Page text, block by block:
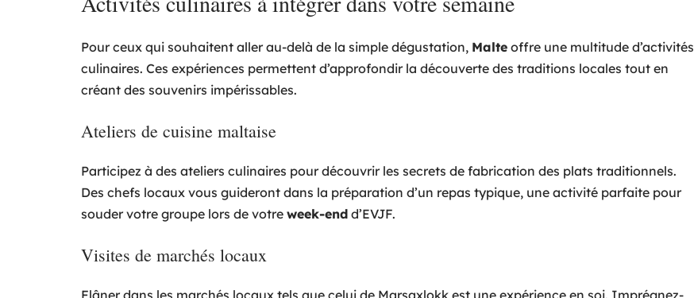
Pour ceux qui souhaitent aller au-delà de la simple dégustation, Malte offre une multitude d’activités
culinaires. Ces expériences permettent d’approfondir la découverte des traditions locales tout en
créant des souvenirs impérissables.
Ateliers de cuisine maltaise
Participez à des ateliers culinaires pour découvrir les secrets de fabrication des plats traditionnels.
Des chefs locaux vous guideront dans la préparation d’un repas typique, une activité parfaite pour
souder votre groupe lors de votre week-end d’EVJF.
Visites de marchés locaux
Flâner dans les marchés locaux tels que celui de Marsaxlokk est une expérience en soi. Imprégnez-